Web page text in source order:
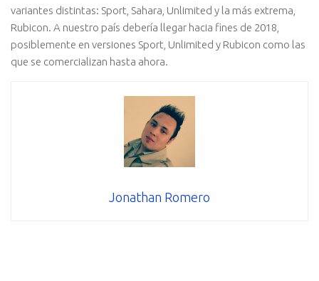
variantes distintas: Sport, Sahara, Unlimited y la más extrema,
Rubicon. A nuestro país debería llegar hacia fines de 2018,
posiblemente en versiones Sport, Unlimited y Rubicon como las
que se comercializan hasta ahora.
Jonathan Romero